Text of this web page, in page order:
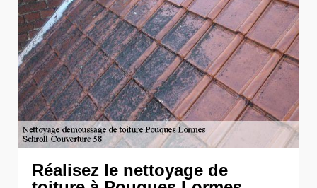
Réalisez le nettoyage de